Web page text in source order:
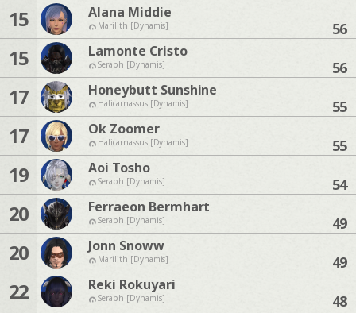
15 Alana Middie
Marilith [Dynamis] 56
15 Lamonte Cristo
Seraph [Dynamis] 56
17 Honeybutt Sunshine
Halicarnassus [Dynamis] 55
17 Ok Zoomer
Halicarnassus [Dynamis] 55
19 Aoi Tosho
Seraph [Dynamis] 54
20 Ferraeon Bermhart
Seraph [Dynamis] 49
20 Jonn Snoww
Marilith [Dynamis] 49
22 Reki Rokuyari
Seraph [Dynamis] 48